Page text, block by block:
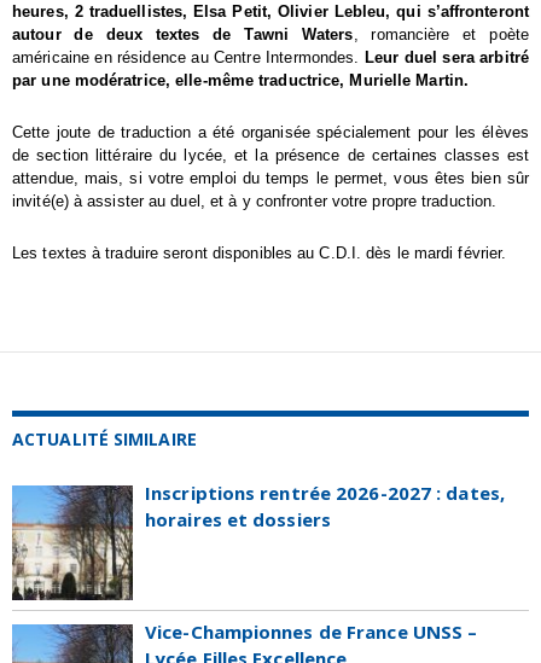
heures, 2 traduellistes, Elsa Petit, Olivier Lebleu, qui s’affronteront
autour de deux textes de Tawni Waters, romancière et poète
américaine en résidence au Centre Intermondes. Leur duel sera arbitré
par une modératrice, elle-même traductrice, Murielle Martin.
Cette joute de traduction a été organisée spécialement pour les élèves
de section littéraire du lycée, et la présence de certaines classes est
attendue, mais, si votre emploi du temps le permet, vous êtes bien sûr
invité(e) à assister au duel, et à y confronter votre propre traduction.
Les textes à traduire seront disponibles au C.D.I. dès le mardi février.
ACTUALITÉ SIMILAIRE
Inscriptions rentrée 2026-2027 : dates,
horaires et dossiers
Vice-Championnes de France UNSS –